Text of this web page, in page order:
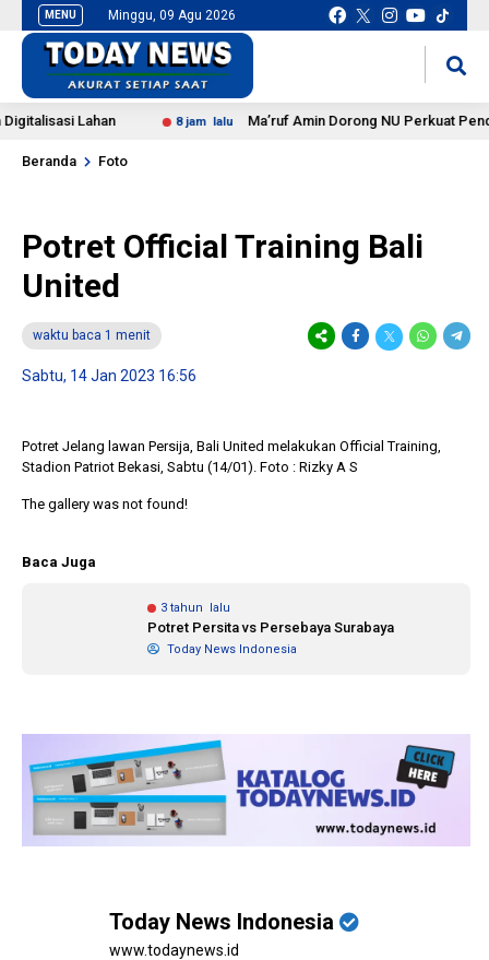
MENU Minggu, 09 Agu 2026
Lahan 8 jam lalu Ma’ruf Amin Dorong NU Perkuat
Beranda Foto
Potret Official Training Bali
United
waktu baca 1 menit
Sabtu, 14 Jan 2023 16:56
Potret Jelang lawan Persija, Bali United melakukan Official Training,
Stadion Patriot Bekasi, Sabtu (14/01). Foto : Rizky A S
The gallery was not found!
Baca Juga
3 tahun lalu
Potret Persita vs Persebaya Surabaya
Today News Indonesia
Today News Indonesia
www.todaynews.id
Banyak Gugatan di
Ragukan SDM Bawaslu
Capres-